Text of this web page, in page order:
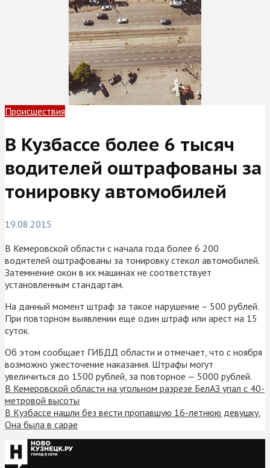
Происшествия
В Кузбассе более 6 тысяч
водителей оштрафованы за
тонировку автомобилей
19.08.2015
В Кемеровской области с начала года более 6 200
водителей оштрафованы за тонировку стекол автомобилей.
Затемнение окон в их машинах не соответствует
установленным стандартам.
На данный момент штраф за такое нарушение – 500 рублей.
При повторном выявлении еще один штраф или арест на 15
суток.
Об этом сообщает ГИБДД области и отмечает, что с ноября
возможно ужесточение наказания. Штрафы могут
увеличиться до 1500 рублей, за повторное — 5000 рублей.
В Кемеровской области на угольном разрезе БелАЗ упал с 40-
метровой высоты
В Кузбассе нашли без вести пропавшую 16-летнюю девушку.
Она была в сарае